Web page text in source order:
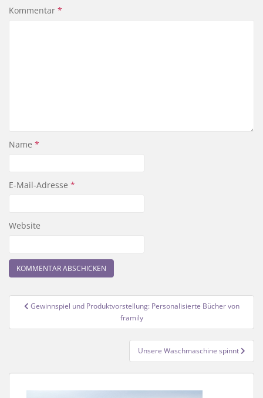
Kommentar *
Name *
E-Mail-Adresse *
Website
Beitragsnavigation
Gewinnspiel und Produktvorstellung: Personalisierte Bücher von
framily
Unsere Waschmaschine spinnt